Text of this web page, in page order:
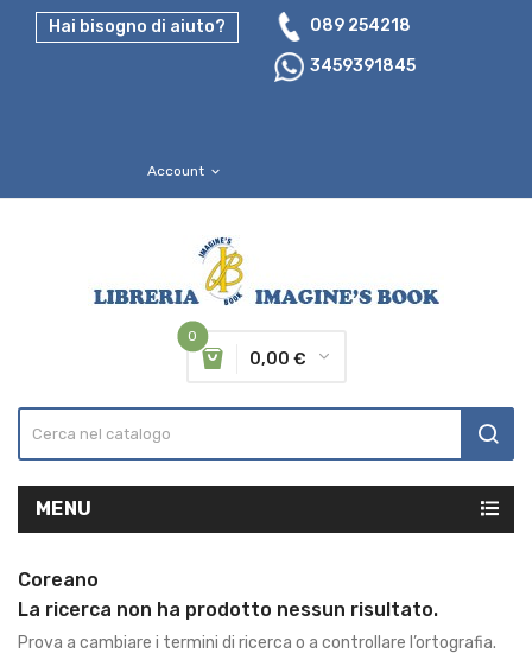
Hai bisogno di aiuto?
089 254218
3459391845
Account expand_more
0
0,00 €
MENU
Coreano
La ricerca non ha prodotto nessun risultato.
Prova a cambiare i termini di ricerca o a controllare l’ortografia.